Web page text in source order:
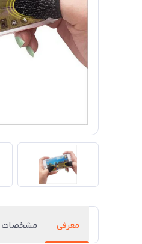
معرفی مشخصات